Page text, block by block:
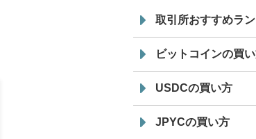
19:30
てステーブルコイ
説セミナーを開催
取引所おすすめラ
ビットコインの買
USDCの買い方
JPYCの買い方